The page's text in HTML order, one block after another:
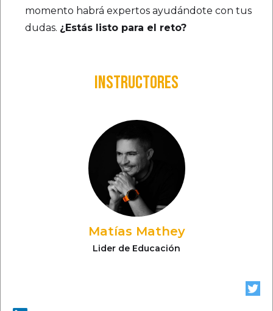
momento habrá expertos ayudándote con tus
dudas. ¿Estás listo para el reto?
INSTRUCTORES
Matías Mathey
Lider de Educación